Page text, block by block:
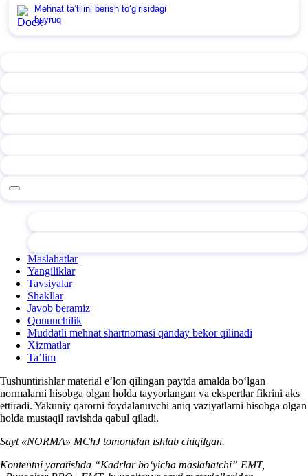
Mehnat ta’tilini berish toʻgʻrisidagi
buyruq
Maslahatlar
Yangiliklar
Tavsiyalar
Shakllar
Javob beramiz
Qonunchilik
Muddatli mehnat shartnomasi qanday bekor qilinadi
Xizmatlar
Ta’lim
Tushuntirishlar material e’lon qilingan paytda amalda boʻlgan
normalarni hisobga olgan holda tayyorlangan va ekspertlar fikrini aks
ettiradi. Yakuniy qarorni foydalanuvchi aniq vaziyatlarni hisobga olgan
holda mustaqil ravishda qabul qiladi.
Sayt «NORMA» MChJ tomonidan ishlab chiqilgan.
Kontentni yaratishda “Kadrlar boʻyicha maslahatchi” EMT,